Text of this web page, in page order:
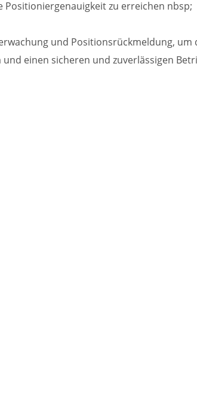
zu erreichen nbsp;
und Positionsrückmeldung, um
einen sicheren und zuverlässigen